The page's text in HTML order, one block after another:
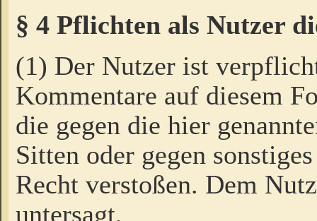
§ 4 Pflichten als Nutzer
(1) Der Nutzer ist
Kommentare auf diesem
die gegen die hier
Sitten oder gegen
Recht verstoßen. Dem
untersagt,